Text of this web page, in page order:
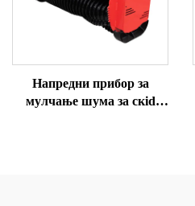
Напредни прибор за
мулчање шума за скid